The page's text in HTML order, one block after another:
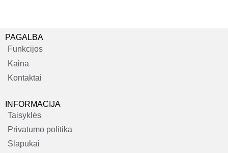
PAGALBA
Funkcijos
Kaina
Kontaktai
INFORMACIJA
Taisyklės
Privatumo politika
Slapukai